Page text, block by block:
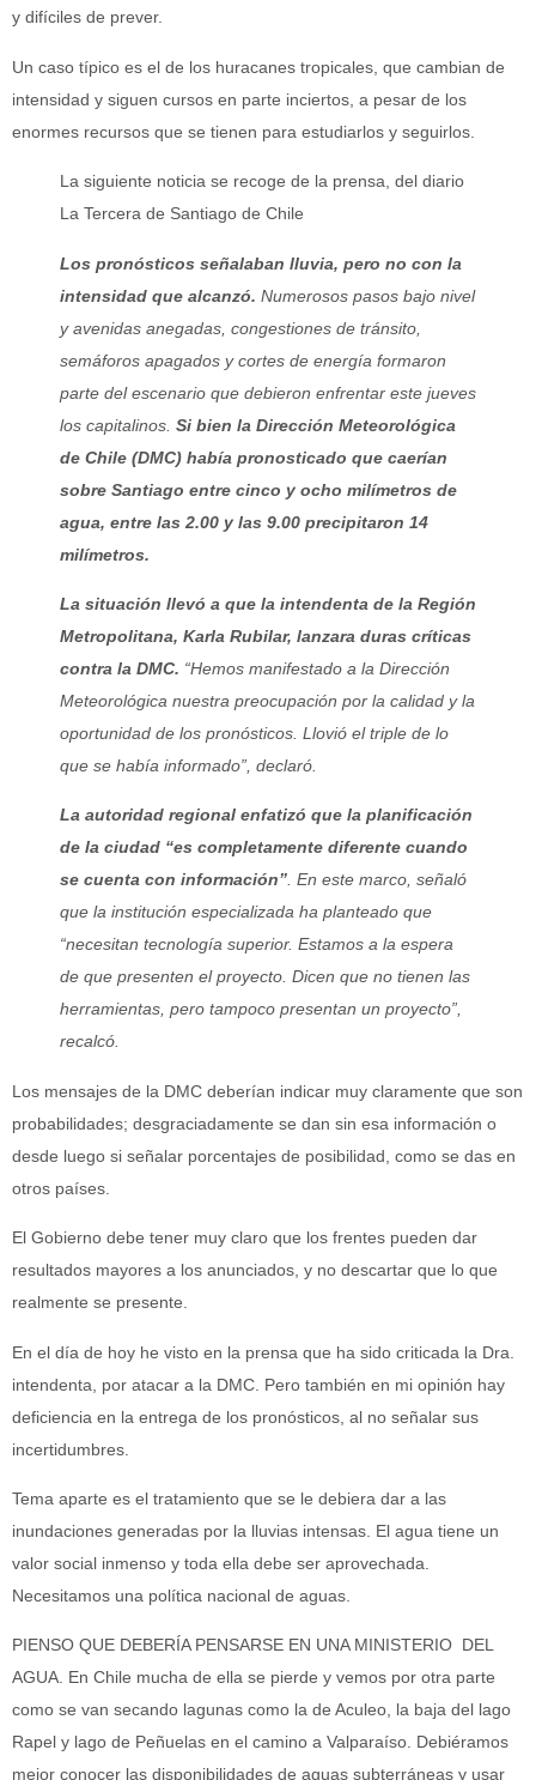
y difíciles de prever.
Un caso típico es el de los huracanes tropicales, que cambian de
intensidad y siguen cursos en parte inciertos, a pesar de los
enormes recursos que se tienen para estudiarlos y seguirlos.
La siguiente noticia se recoge de la prensa, del diario
La Tercera de Santiago de Chile
Los pronósticos señalaban lluvia, pero no con la
intensidad que alcanzó. Numerosos pasos bajo nivel
y avenidas anegadas, congestiones de tránsito,
semáforos apagados y cortes de energía formaron
parte del escenario que debieron enfrentar este jueves
los capitalinos. Si bien la Dirección Meteorológica
de Chile (DMC) había pronosticado que caerían
sobre Santiago entre cinco y ocho milímetros de
agua, entre las 2.00 y las 9.00 precipitaron 14
milímetros.
La situación llevó a que la intendenta de la Región
Metropolitana, Karla Rubilar, lanzara duras críticas
contra la DMC. “Hemos manifestado a la Dirección
Meteorológica nuestra preocupación por la calidad y la
oportunidad de los pronósticos. Llovió el triple de lo
que se había informado”, declaró.
La autoridad regional enfatizó que la planificación
de la ciudad “es completamente diferente cuando
se cuenta con información”. En este marco, señaló
que la institución especializada ha planteado que
“necesitan tecnología superior. Estamos a la espera
de que presenten el proyecto. Dicen que no tienen las
herramientas, pero tampoco presentan un proyecto”,
recalcó.
Los mensajes de la DMC deberían indicar muy claramente que son
probabilidades; desgraciadamente se dan sin esa información o
desde luego si señalar porcentajes de posibilidad, como se das en
otros países.
El Gobierno debe tener muy claro que los frentes pueden dar
resultados mayores a los anunciados, y no descartar que lo que
realmente se presente.
En el día de hoy he visto en la prensa que ha sido criticada la Dra.
intendenta, por atacar a la DMC. Pero también en mi opinión hay
deficiencia en la entrega de los pronósticos, al no señalar sus
incertidumbres.
Tema aparte es el tratamiento que se le debiera dar a las
inundaciones generadas por la lluvias intensas. El agua tiene un
valor social inmenso y toda ella debe ser aprovechada.
Necesitamos una política nacional de aguas.
PIENSO QUE DEBERÍA PENSARSE EN UNA MINISTERIO DEL
AGUA. En Chile mucha de ella se pierde y vemos por otra parte
como se van secando lagunas como la de Aculeo, la baja del lago
Rapel y lago de Peñuelas en el camino a Valparaíso. Debiéramos
mejor conocer las disponibilidades de aguas subterráneas y usar